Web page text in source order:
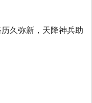
久弥新，天降神兵助